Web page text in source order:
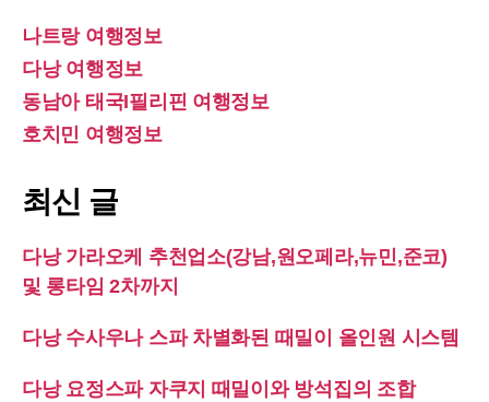
나트랑 여행정보
다낭 여행정보
동남아 태국I필리핀 여행정보
호치민 여행정보
최신 글
다낭 가라오케 추천업소(강남,원오페라,뉴민,준코)
및 롱타임 2차까지
다낭 수사우나 스파 차별화된 때밀이 올인원 시스템
다낭 요정스파 자쿠지 때밀이와 방석집의 조합